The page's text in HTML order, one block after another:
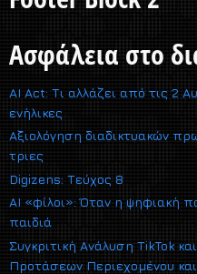
Ασφάλεια στο
AI Act: Τι αλλάζει από τις 2
ενήλικες
Αξιολόγηση διαδικτυακών
τριες
Digizens: Τεύχος 8
AI «φίλοι»: Όταν η ψηφιακή
παιδιά
Συγκριτική Ανάλυση TikTok
Προτάσεων Περιεχομένου και